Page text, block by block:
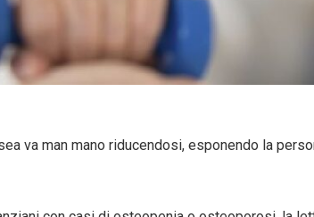
va man mano riducendosi, esponendo la